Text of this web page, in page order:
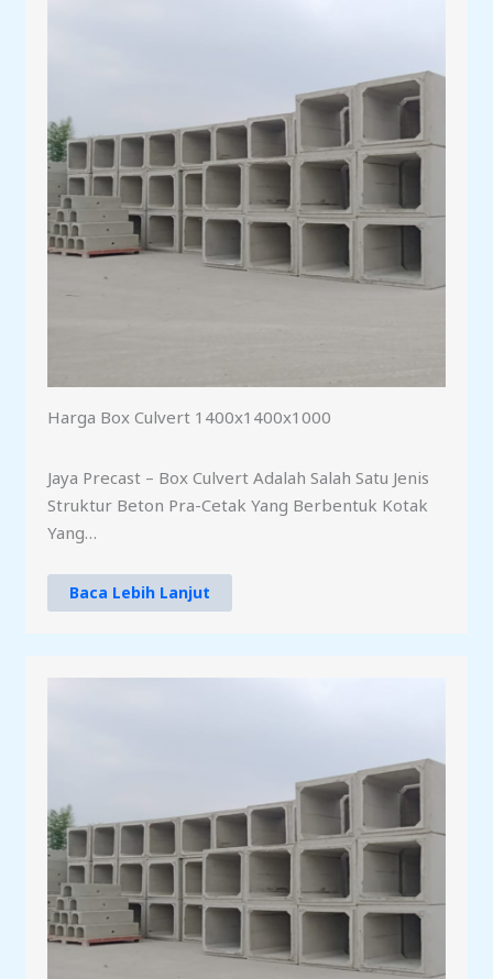
Harga Box Culvert 1400x1400x1000
Jaya Precast – Box Culvert Adalah Salah Satu Jenis
Struktur Beton Pra-Cetak Yang Berbentuk Kotak
Yang…
Baca Lebih Lanjut